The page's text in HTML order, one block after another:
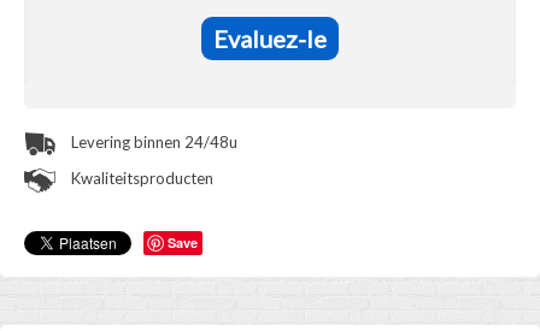
Save
Evaluez-le
Levering binnen 24/48u
Kwaliteitsproducten